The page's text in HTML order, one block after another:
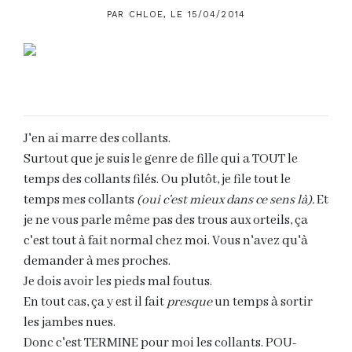
PAR CHLOE, LE 15/04/2014
J'en ai marre des collants.
Surtout que je suis le genre de fille qui a TOUT le
temps des collants filés. Ou plutôt, je file tout le
temps mes collants(oui c'est mieux dans ce sens là).Et
je ne vous parle même pas des trous aux orteils, ça
c'est tout à fait normal chez moi. Vous n'avez qu'à
demander à mes proches.
Je dois avoir les pieds mal foutus.
En tout cas, ça y est il faitpresqueun temps à sortir
les jambes nues.
Donc c'est TERMINE pour moi les collants. POU-